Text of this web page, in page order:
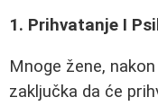
1. Prihvatanje I
Mnoge žene,
zaključka da će